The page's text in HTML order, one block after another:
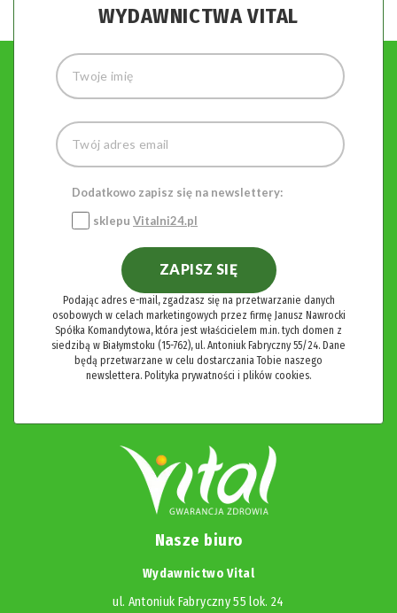
WYDAWNICTWA VITAL
Dodatkowo zapisz się na newslettery:
sklepu Vitalni24.pl
ZAPISZ SIĘ
Podając adres e-mail, zgadzasz się na przetwarzanie danych
osobowych w celach marketingowych przez firmę Janusz Nawrocki
Spółka Komandytowa, która jest właścicielem m.in. tych domen z
siedzibą w Białymstoku (15-762), ul. Antoniuk Fabryczny 55/24. Dane
będą przetwarzane w celu dostarczania Tobie naszego
newslettera. Polityka prywatności i plików cookies.
Nasze biuro
Wydawnictwo Vital
ul. Antoniuk Fabryczny 55 lok. 24